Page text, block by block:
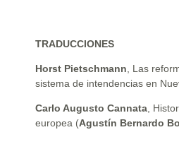
TRADUCCIONES
Horst Pietschmann , Las
sistema de intendencias en
Carlo Augusto Cannata,
europea (Agustín Bernardo